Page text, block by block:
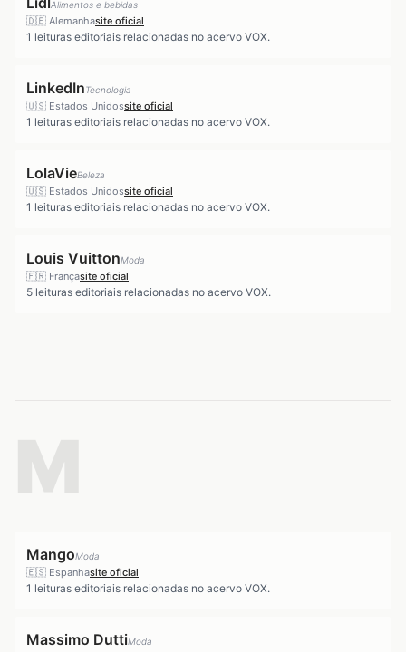
Alimentos e bebidas
🇩🇪 Alemanhasite oficial
1 leituras editoriais relacionadas no acervo VOX.
LinkedInTecnologia
🇺🇸 Estados Unidossite oficial
1 leituras editoriais relacionadas no acervo VOX.
LolaVieBeleza
🇺🇸 Estados Unidossite oficial
1 leituras editoriais relacionadas no acervo VOX.
Louis VuittonModa
🇫🇷 Françasite oficial
5 leituras editoriais relacionadas no acervo VOX.
MangoModa
🇪🇸 Espanhasite oficial
1 leituras editoriais relacionadas no acervo VOX.
Massimo DuttiModa